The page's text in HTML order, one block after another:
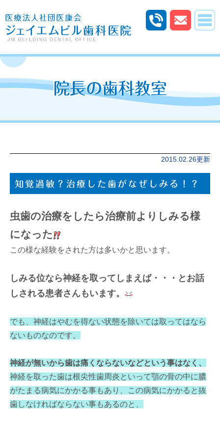
院長の歯科教室
2015.02.26更新
知覚過敏？治療した歯がなぜしみる！？
虫歯の治療をしたら治療前よりしみる様
になった
この様な経験をされた方は多いかと思います。
しみる位なら神経を取ってしまえば・・・とお話
しされる患者さんもいます。
でも、神経はやむを得ない状態を除いては取ってはなら
ないものなのです。
神経が無いから歯は痛くならないなどという事はなく、
神経を取った歯は根尖性歯周炎といって顎の骨の中に膿
がたまる病気にかかる事もあり、この病気にかかると抜
歯しなければならない事もあるのと、